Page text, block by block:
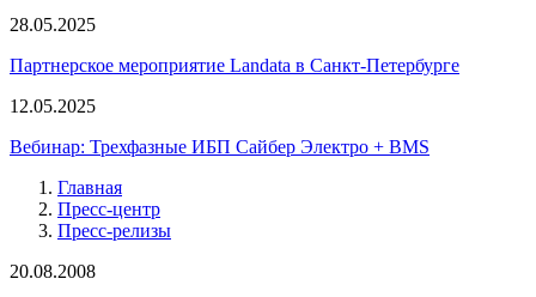
28.05.2025
Партнерское мероприятие Landata в Санкт-Петербурге
12.05.2025
Вебинар: Трехфазные ИБП Сайбер Электро + BMS
Главная
Пресс-центр
Пресс-релизы
20.08.2008